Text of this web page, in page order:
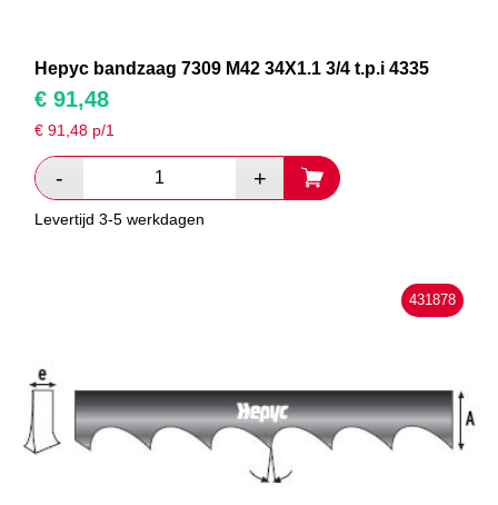
Hepyc bandzaag 7309 M42 34X1.1 3/4 t.p.i 4335
€ 91,48
€91,48 p/1
Levertijd 3-5 werkdagen
431878